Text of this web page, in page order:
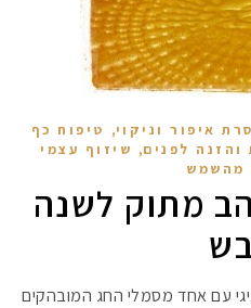
איפור וניקוי, טיפוח כף
והזנה לפנים, שיזוף עצמי
מהשמש
מתוק לשנה